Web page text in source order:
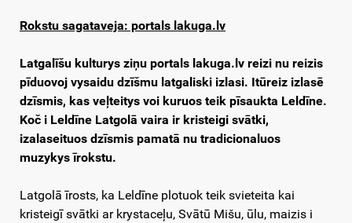
Rokstu sagataveja: portals lakuga.lv
Latgalīšu kulturys ziņu portals lakuga.lv reizi nu reizis
pīduovoj vysaidu dzīšmu latgaliski izlasi. Itūreiz izlasē
dzīsmis, kas veļteitys voi kuruos teik pīsaukta Leldīne.
Koč i Leldīne Latgolā vaira ir kristeigi svātki,
izalaseituos dzīsmis pamatā nu tradicionaluos
muzykys īrokstu.
Latgolā īrosts, ka Leldīne plotuok teik svieteita kai
kristeigī svātki ar krystaceļu, Svātū Mišu, ūlu, maizis i